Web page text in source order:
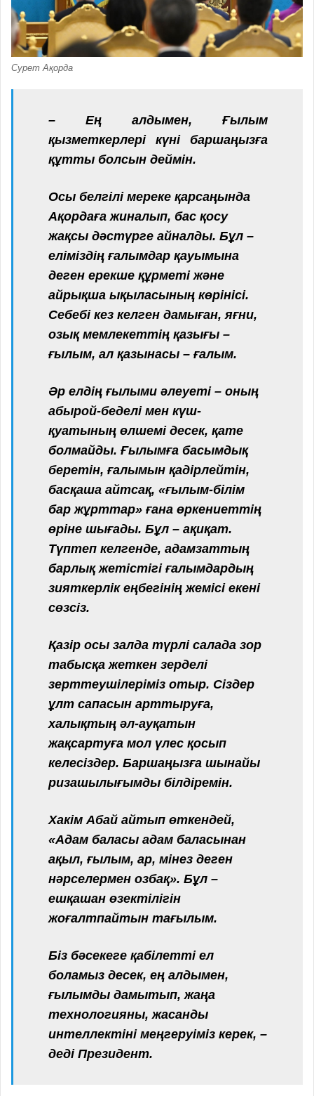
Сурет Ақорда
– Ең алдымен, Ғылым
қызметкерлері күні баршаңызға
құтты болсын деймін.
Осы белгілі мереке қарсаңында
Ақордаға жиналып, бас қосу
жақсы дәстүрге айналды. Бұл –
еліміздің ғалымдар қауымына
деген ерекше құрметі және
айрықша ықыласының көрінісі.
Себебі кез келген дамыған, яғни,
озық мемлекеттің қазығы –
ғылым, ал қазынасы – ғалым.
Әр елдің ғылыми әлеуеті – оның
абырой-беделі мен күш-
қуатының өлшемі десек, қате
болмайды. Ғылымға басымдық
беретін, ғалымын қадірлейтін,
басқаша айтсақ, «ғылым-білім
бар жұрттар» ғана өркениеттің
өріне шығады. Бұл – ақиқат.
Түптеп келгенде, адамзаттың
барлық жетістігі ғалымдардың
зияткерлік еңбегінің жемісі екені
сөзсіз.
Қазір осы залда түрлі салада зор
табысқа жеткен зерделі
зерттеушілеріміз отыр. Сіздер
ұлт сапасын арттыруға,
халықтың әл-ауқатын
жақсартуға мол үлес қосып
келесіздер. Баршаңызға шынайы
ризашылығымды білдіремін.
Хакім Абай айтып өткендей,
«Адам баласы адам баласынан
ақыл, ғылым, ар, мінез деген
нәрселермен озбақ». Бұл –
ешқашан өзектілігін
жоғалтпайтын тағылым.
Біз бәсекеге қабілетті ел
боламыз десек, ең алдымен,
ғылымды дамытып, жаңа
технологияны, жасанды
интеллектіні меңгеруіміз керек, –
деді Президент.